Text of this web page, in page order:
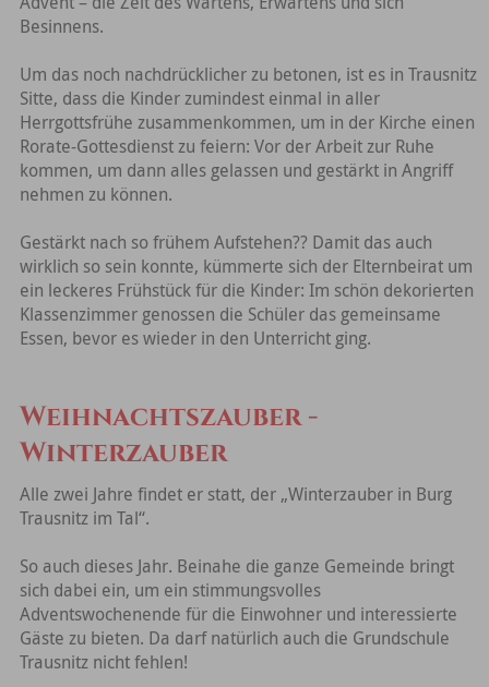
Besinnens.
Um das noch nachdrücklicher zu betonen, ist es in Trausnitz
Sitte, dass die Kinder zumindest einmal in aller
Herrgottsfrühe zusammenkommen, um in der Kirche einen
Rorate-Gottesdienst zu feiern: Vor der Arbeit zur Ruhe
kommen, um dann alles gelassen und gestärkt in Angriff
nehmen zu können.
Gestärkt nach so frühem Aufstehen?? Damit das auch
wirklich so sein konnte, kümmerte sich der Elternbeirat um
ein leckeres Frühstück für die Kinder: Im schön dekorierten
Klassenzimmer genossen die Schüler das gemeinsame
Essen, bevor es wieder in den Unterricht ging.
Weihnachtszauber -
Winterzauber
Alle zwei Jahre findet er statt, der „Winterzauber in Burg
Trausnitz im Tal“.
So auch dieses Jahr. Beinahe die ganze Gemeinde bringt
sich dabei ein, um ein stimmungsvolles
Adventswochenende für die Einwohner und interessierte
Gäste zu bieten. Da darf natürlich auch die Grundschule
Trausnitz nicht fehlen!